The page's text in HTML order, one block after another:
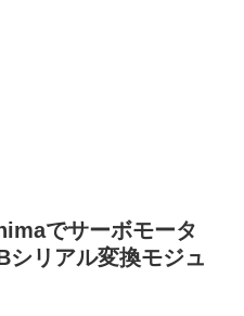
でサーボモータ
シリアル変換モジュ